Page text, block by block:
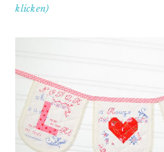
klicken)⁣⁣